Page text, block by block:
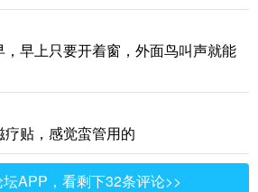
早上只要开着窗，外面鸟叫声就能
贴，感觉蛮管用的
APP，看剩下32条评论>>